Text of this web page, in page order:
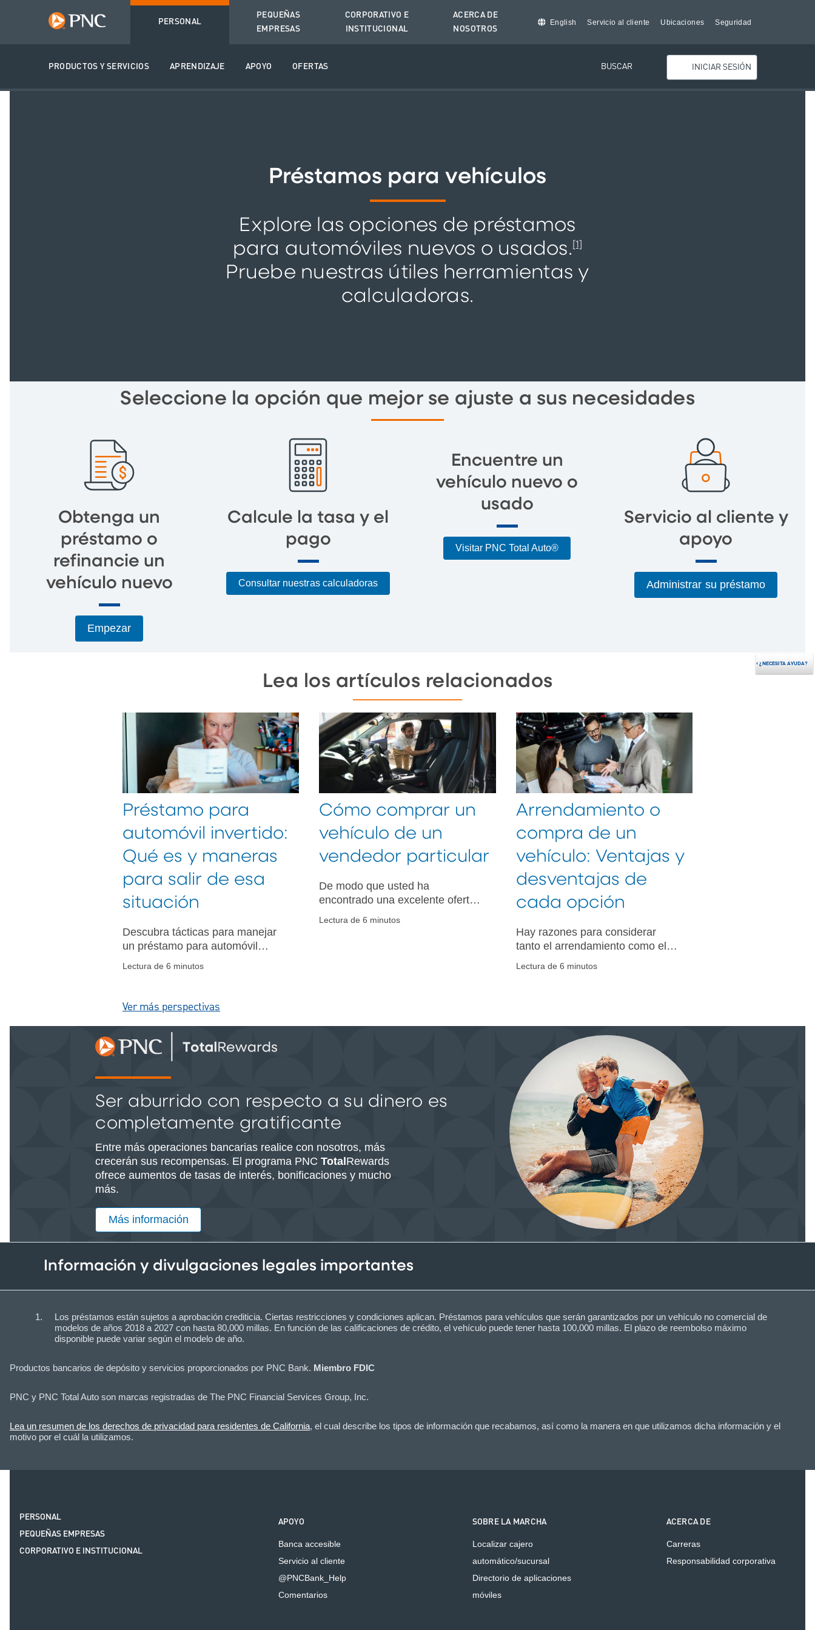
PERSONAL
PRODUCTOS Y SERVICIOS APRENDIZAJE APOYO OFERTAS
PEQUEÑAS
EMPRESAS
CORPORATIVO E
INSTITUCIONAL
ACERCA DE
NOSOTROS
English Servicio al cliente Ubicaciones Seguridad
BUSCAR INICIAR SESIÓN
Préstamos para vehículos
Explore las opciones de préstamos
para automóviles nuevos o usados. [1]
Pruebe nuestras útiles herramientas y
calculadoras.
Seleccione la opción que mejor se ajuste a sus necesidades
Obtenga un
préstamo o
refinancie un
vehículo nuevo
Empezar
Calcule la tasa y el
pago
Consultar nuestras calculadoras
Encuentre un
vehículo nuevo o
usado
Visitar PNC Total Auto®
Servicio al cliente y
apoyo
Administrar su préstamo
Lea los artículos relacionados
Préstamo para
automóvil invertido:
Qué es y maneras
para salir de esa
situación
Descubra tácticas para manejar
un préstamo para automóvil
refinanciamiento y estrategias
para liquidar un préstamo.
Lectura de 6 minutos
Cómo comprar un
vehículo de un
vendedor particular
De modo que usted ha
encontrado una excelente oferta
Lectura de 6 minutos
Arrendamiento o
compra de un
vehículo: Ventajas y
desventajas de
cada opción
Hay razones para considerar
tanto el arrendamiento como el
Lectura de 6 minutos
Ver más perspectivas
Ser aburrido con respecto a su dinero es
completamente gratificante
Entre más operaciones bancarias realice con nosotros, más
crecerán sus recompensas. El programa PNCTotalRewards
ofrece aumentos de tasas de interés, bonificaciones y mucho
más.
Más información
Información y divulgaciones legales importantes
Los préstamos están sujetos a aprobación crediticia. Ciertas restricciones y condiciones aplican. Préstamos para vehículos que serán garantizados por un vehículo no comercial de
modelos de años 2018 a 2027 con hasta 80,000 millas. En función de las calificaciones de crédito, el vehículo puede tener hasta 100,000 millas. El plazo de reembolso máximo
disponible puede variar según el modelo de año.
Productos bancarios de depósito y servicios proporcionados por PNC Bank. Miembro FDIC
PNC y PNC Total Auto son marcas registradas de The PNC Financial Services Group, Inc.
Lea un resumen de los derechos de privacidad para residentes de California, el cual describe los tipos de información que recabamos, así como la manera en que utilizamos dicha información y el
motivo por el cuál la utilizamos.
PERSONAL
PEQUEÑAS EMPRESAS
CORPORATIVO E INSTITUCIONAL
APOYO
Banca accesible
Servicio al cliente
@PNCBank_Help
Comentarios
SOBRE LA MARCHA
Localizar cajero
automático/sucursal
Directorio de aplicaciones
móviles
ACERCA DE
Carreras
Responsabilidad corporativa
‹¿NECESITA AYUDA?